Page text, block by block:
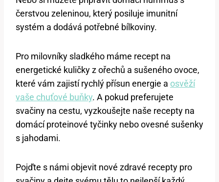
čerstvou‌ zeleninou, který posiluje imunitní
systém a dodává ​potřebné bílkoviny.
Pro‌ milovníky sladkého máme recept‍ na
‌energetické kuličky z⁣ ořechů a sušeného ovoce,
které vám zajistí rychlý přísun energie a osvěží
vaše chuťové buňky.⁣ A‌ pokud preferujete
svačiny na⁤ cestu, vyzkoušejte naše recepty na
domácí proteinové tyčinky nebo ‍ovesné sušenky
s jahodami.
Pojďte s námi ⁢objevit nové zdravé recepty pro‍